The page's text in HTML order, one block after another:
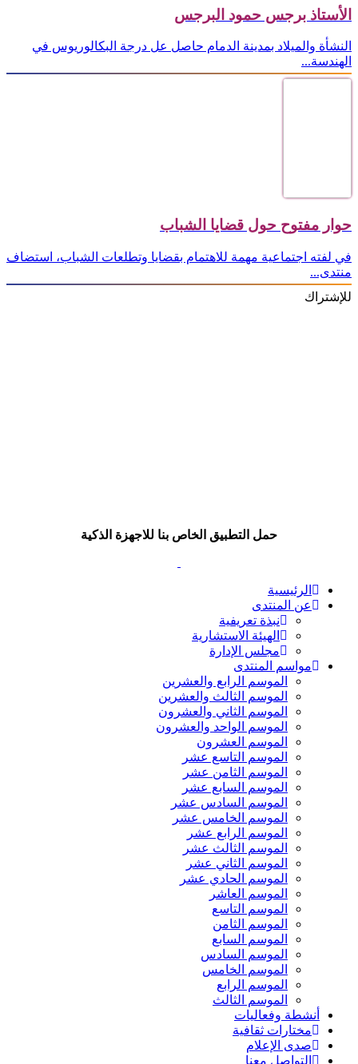
الأستاذ برجس حمود البرجس
النشأة والميلاد بمدينة الدمام حاصل عل درجة البكالوريوس في
الهندسة...
حوار مفتوح حول قضايا الشباب
في لفته اجتماعية مهمة للاهتمام بقضايا وتطلعات الشباب، استضاف
منتدى...
للإشتراك
حمل التطبيق الخاص بنا للاجهزة الذكية
الرئيسية
عن المنتدى
نبذة تعريفية
الهيئة الاستشارية
مجلس الإدارة
مواسم المنتدى
الموسم الرابع والعشرين
الموسم الثالث والعشرين
الموسم الثاني والعشرون
الموسم الواحد والعشرون
الموسم العشرون
الموسم التاسع عشر
الموسم الثامن عشر
الموسم السابع عشر
الموسم السادس عشر
الموسم الخامس عشر
الموسم الرابع عشر
الموسم الثالث عشر
الموسم الثاني عشر
الموسم الحادي عشر
الموسم العاشر
الموسم التاسع
الموسم الثامن
الموسم السابع
الموسم السادس
الموسم الخامس
الموسم الرابع
الموسم الثالث
أنشطة وفعاليات
مختارات ثقافية
صدى الإعلام
التواصل معنا